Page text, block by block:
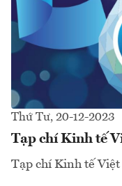
Thứ Tư, 20-12-2023
Tạp chí Kinh tế
Tạp chí Kinh tế Việt